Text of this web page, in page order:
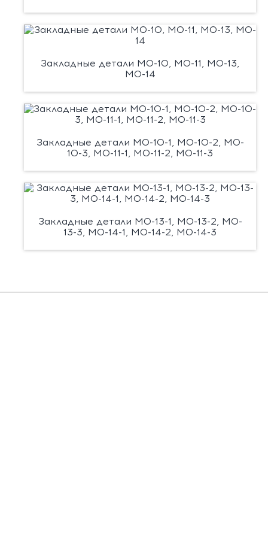
Закладные детали М0-10, М0-11, М0-13,
М0-14
Закладные детали М0-10-1, М0-10-2, М0-
10-3, М0-11-1, М0-11-2, М0-11-3
Закладные детали М0-13-1, М0-13-2, М0-
13-3, М0-14-1, М0-14-2, М0-14-3